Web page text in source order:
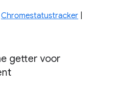
Chromestatustracker
getter voor